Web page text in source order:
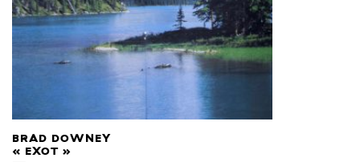
BRAD DOWNEY
« EXOT »